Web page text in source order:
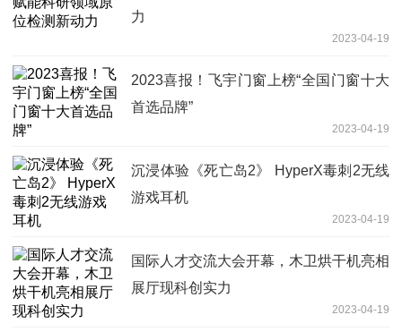
力
2023-04-19
2023喜报！飞宇门窗上榜“全国门窗十大
首选品牌”
2023-04-19
沉浸体验《死亡岛2》 HyperX毒刺2无线
游戏耳机
2023-04-19
国际人才交流大会开幕，木卫烘干机亮相
展厅现科创实力
2023-04-19